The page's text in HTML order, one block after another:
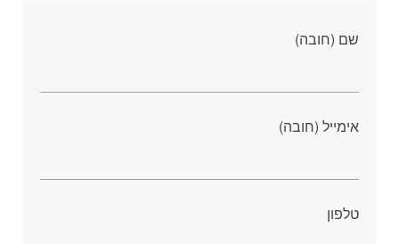
שם (חובה)
אימייל (חובה)
טלפון